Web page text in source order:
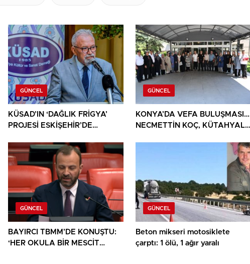
GÜNCEL
KÜSAD’IN ‘DAĞLIK FRİGYA’
PROJESİ ESKİŞEHİR’DE
BULUŞUYOR
GÜNCEL
KONYA’DA VEFA BULUŞMASI…
NECMETTİN KOÇ, KÜTAHYALI
GÜNCEL
BAYIRCI TBMM’DE KONUŞTU:
‘HER OKULA BİR MESCİT
GÜNCEL
Beton mikseri motosiklete
çarptı: 1 ölü, 1 ağır yaralı